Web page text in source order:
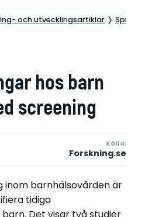
och utvecklingsartiklar
hos barn
screening
Källa:
Forskning.se
inom barnhälsovården är
tidiga